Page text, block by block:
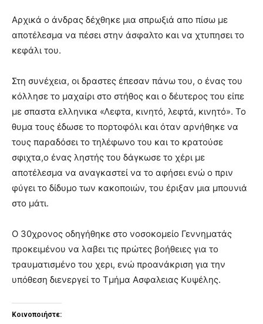
Αρχικά ο άνδρας δέχθηκε μια σπρωξιά απο πίσω με
αποτέλεσμα να πέσει στην άσφαλτο και να χτυπησει το
κεφάλι του.
Στη συνέχεια, οι δραστες έπεσαν πάνω του, ο ένας του
κόλλησε το μαχαίρι στο στήθος και ο δέυτερος του είπε
με σπαστα ελληνικα «Λεφτα, κινητό, λεφτά, κινητό». Το
θυμα τους έδωσε το πορτοφόλι και όταν αρνήθηκε να
τους παραδόσει το τηλέφωνο του και το κρατούσε
σφιχτα,ο ένας ληστής του δάγκωσε το χέρι με
αποτέλεσμα να αναγκαστεί να το αφήσει ενώ ο πριν
φύγει το δίδυμο των κακοποιών, του έριξαν μια μπουνιά
στο μάτι.
Ο 30χρονος οδηγήθηκε στο νοσοκομείο Γεννηματάς
προκειμένου να λαβει τις πρώτες βοήθειες για το
τραυματισμένο του χερι, ενώ προανάκριση για την
υπόθεση διενεργεί το Τμήμα Ασφαλειας Κυψέλης.
Κοινοποιήστε: